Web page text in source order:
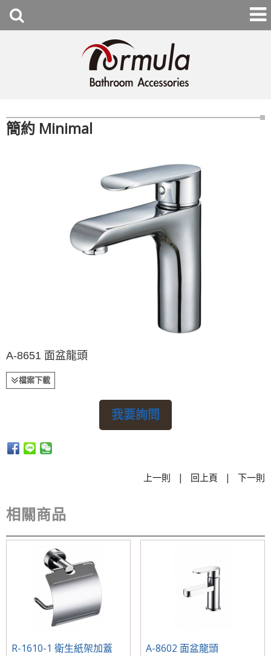
簡約 Minimal
A-8651 面盆龍頭
檔案下載
我要詢問
上一則 | 回上頁 | 下一則
相關商品
R-1610-1 衛生紙架加蓋 A-8602 面盆龍頭